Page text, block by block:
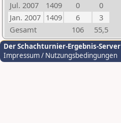
Jul. 2007
1409 0
0
Jan. 2007 1409 6
3
Gesamt
106 55,5
Der Schachturnier-Ergebnis-Server
Impressum / Nutzungsbedingungen